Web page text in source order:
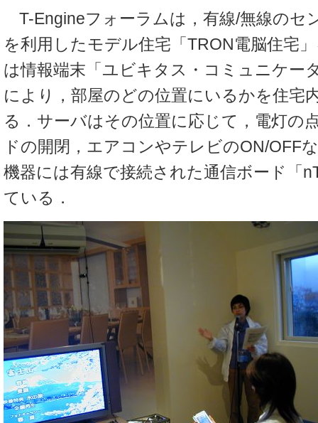
T-Engineフォーラムは，有線/無線のセ
を利用したモデル住宅「TRON電脳住宅
は情報端末「ユビキタス・コミュニケー
により，部屋のどの位置にいるかを住宅
る．サーバはその位置に応じて，電灯の
ドの開閉，エアコンやテレビのON/OFF
機器には有線で接続された通信ボード「
ている．